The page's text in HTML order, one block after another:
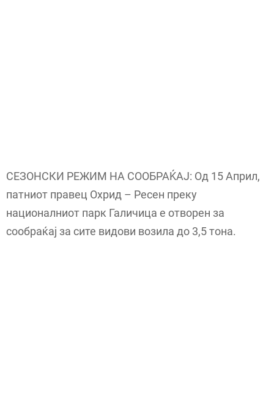
СЕЗОНСКИ РЕЖИМ НА СООБРАЌАЈ: Од 15 Април,
патниот правец Охрид – Ресен преку
националниот парк Галичица е отворен за
сообраќај за сите видови возила до 3,5 тона.